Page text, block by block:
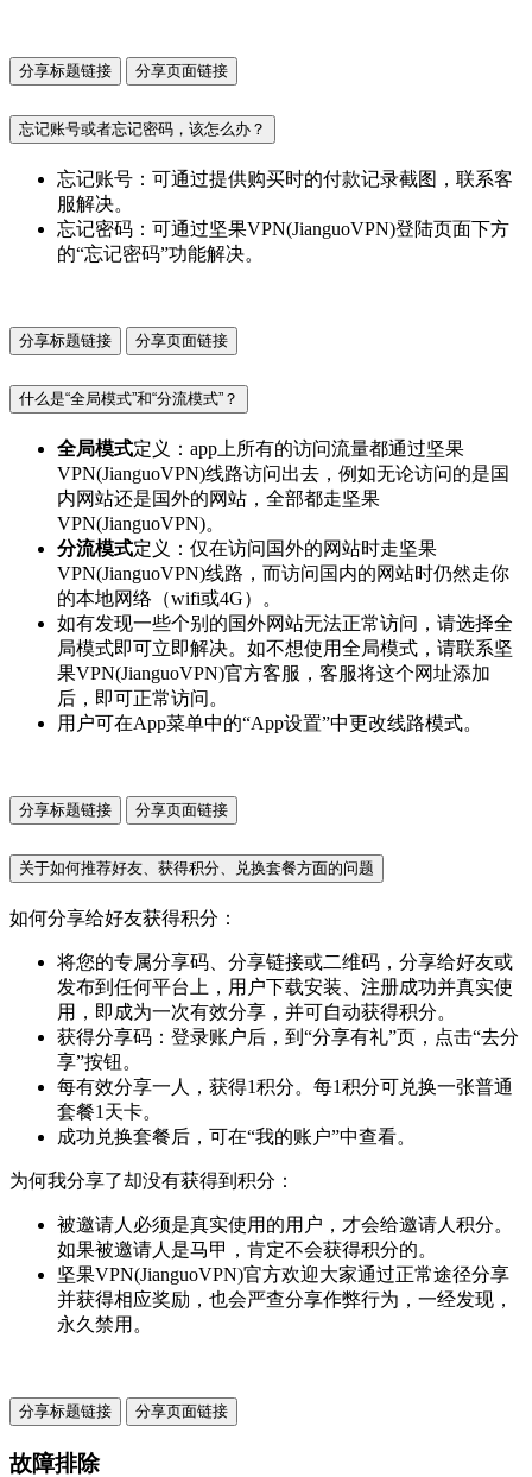
分享标题链接 分享页面链接
忘记账号或者忘记密码，该怎么办？
忘记账号：可通过提供购买时的付款记录截图，联系客
服解决。
忘记密码：可通过坚果VPN(JianguoVPN)登陆页面下方
的“忘记密码”功能解决。
分享标题链接 分享页面链接
什么是“全局模式”和“分流模式”？
全局模式定义：app上所有的访问流量都通过坚果
VPN(JianguoVPN)线路访问出去，例如无论访问的是国
内网站还是国外的网站，全部都走坚果
VPN(JianguoVPN)。
分流模式定义：仅在访问国外的网站时走坚果
VPN(JianguoVPN)线路，而访问国内的网站时仍然走你
的本地网络（wifi或4G）。
如有发现一些个别的国外网站无法正常访问，请选择全
局模式即可立即解决。如不想使用全局模式，请联系坚
果VPN(JianguoVPN)官方客服，客服将这个网址添加
后，即可正常访问。
用户可在App菜单中的“App设置”中更改线路模式。
分享标题链接 分享页面链接
关于如何推荐好友、获得积分、兑换套餐方面的问题
如何分享给好友获得积分：
将您的专属分享码、分享链接或二维码，分享给好友或
发布到任何平台上，用户下载安装、注册成功并真实使
用，即成为一次有效分享，并可自动获得积分。
获得分享码：登录账户后，到“分享有礼”页，点击“去分
享”按钮。
每有效分享一人，获得1积分。每1积分可兑换一张普通
套餐1天卡。
成功兑换套餐后，可在“我的账户”中查看。
为何我分享了却没有获得到积分：
被邀请人必须是真实使用的用户，才会给邀请人积分。
如果被邀请人是马甲，肯定不会获得积分的。
坚果VPN(JianguoVPN)官方欢迎大家通过正常途径分享
并获得相应奖励，也会严查分享作弊行为，一经发现，
永久禁用。
分享标题链接 分享页面链接
故障排除